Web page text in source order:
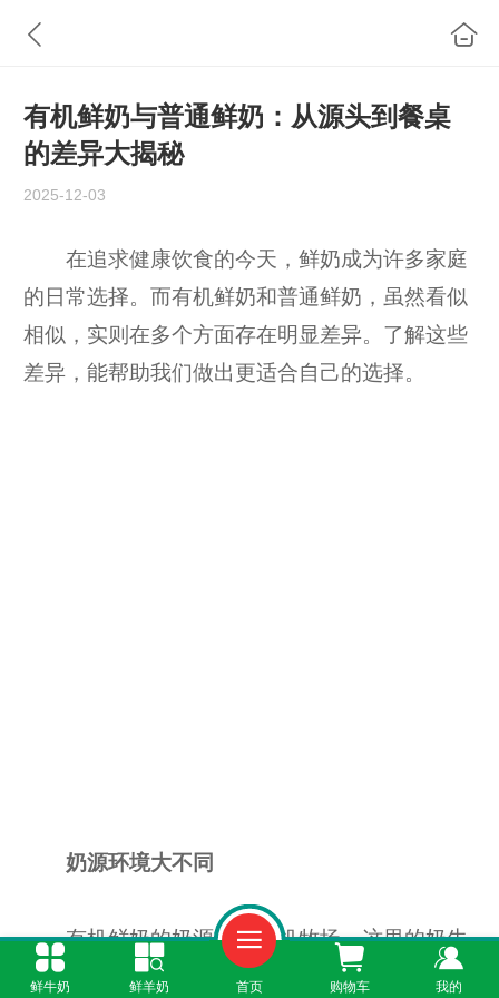
有机鲜奶与普通鲜奶：从源头到餐桌
的差异大揭秘
2025-12-03
在追求健康饮食的今天，鲜奶成为许多家庭
的日常选择。而有机鲜奶和普通鲜奶，虽然看似
相似，实则在多个方面存在明显差异。了解这些
差异，能帮助我们做出更适合自己的选择。
奶源环境大不同
有机鲜奶的奶源来自有机牧场，这里的奶牛
享受着天然草料，生长环境纯净无污染。牧草不
鲜牛奶 鲜羊奶 首页 购物车 我的